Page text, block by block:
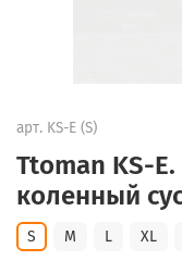
арт. KS-E (S)
Ttoman KS-
коленный
S M L XL